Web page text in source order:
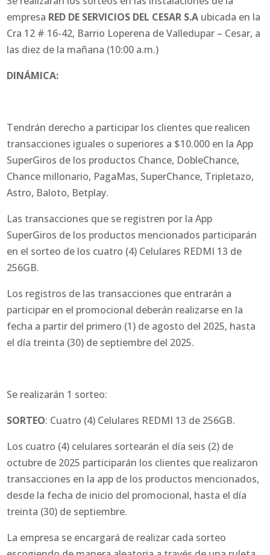
empresa RED DE SERVICIOS DEL CESAR S.A ubicada en la
Cra 12 # 16-42, Barrio Loperena de Valledupar – Cesar, a
las diez de la mañana (10:00 a.m.)
DINÁMICA:
Tendrán derecho a participar los clientes que realicen
transacciones iguales o superiores a $10.000 en la App
SuperGiros de los productos Chance, DobleChance,
Chance millonario, PagaMas, SuperChance, Tripletazo,
Astro, Baloto, Betplay.
Las transacciones que se registren por la App
SuperGiros de los productos mencionados participarán
en el sorteo de los cuatro (4) Celulares REDMI 13 de
256GB.
Los registros de las transacciones que entrarán a
participar en el promocional deberán realizarse en la
fecha a partir del primero (1) de agosto del 2025, hasta
el día treinta (30) de septiembre del 2025.
Se realizarán 1 sorteo:
SORTEO: Cuatro (4) Celulares REDMI 13 de 256GB.
Los cuatro (4) celulares sortearán el día seis (2) de
octubre de 2025 participarán los clientes que realizaron
transacciones en la app de los productos mencionados,
desde la fecha de inicio del promocional, hasta el día
treinta (30) de septiembre.
La empresa se encargará de realizar cada sorteo